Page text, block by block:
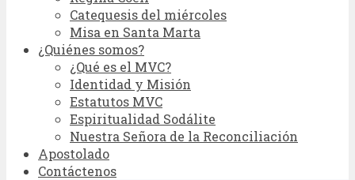
Catequesis del miércoles
Misa en Santa Marta
¿Quiénes somos?
¿Qué es el MVC?
Identidad y Misión
Estatutos MVC
Espiritualidad Sodálite
Nuestra Señora de la Reconciliación
Apostolado
Contáctenos